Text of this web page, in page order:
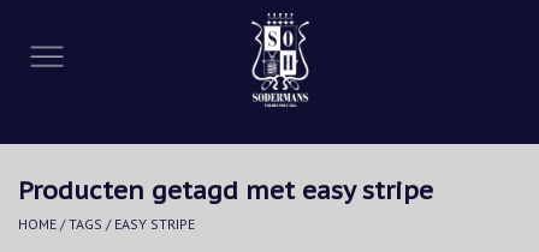
Kleding
Accessoires
Producten getagd met easy stripe
HOME /TAGS / EASY STRIPE